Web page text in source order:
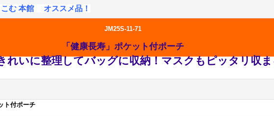
こむ 本館 オススメ品！
JM25S-11-71
「健康長寿」ポケット付ポーチ
れいに整理してバッグに収納！マスクもピッタリ収ま
ト付ポーチ